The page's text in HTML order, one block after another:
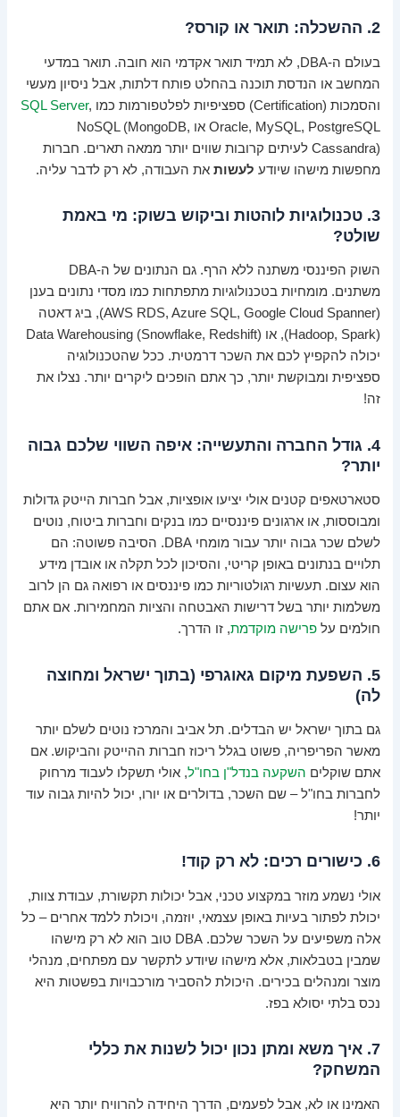
2. ההשכלה: תואר או קורס?
בעולם ה-DBA, לא תמיד תואר אקדמי הוא חובה. תואר במדעי
המחשב או הנדסת תוכנה בהחלט פותח דלתות, אבל ניסיון מעשי
והסמכות (Certification) ספציפיות לפלטפורמות כמו
SQL Server,
Oracle, MySQL, PostgreSQL או NoSQL (MongoDB,
Cassandra) לעיתים קרובות שווים יותר ממאה תארים. חברות
מחפשות מישהו שיודע לעשות את העבודה, לא רק לדבר עליה.
3. טכנולוגיות לוהטות וביקוש בשוק: מי באמת
שולט?
השוק הפיננסי משתנה ללא הרף. גם הנתונים של ה-DBA
משתנים. מומחיות בטכנולוגיות מתפתחות כמו מסדי נתונים בענן
(AWS RDS, Azure SQL, Google Cloud Spanner), ביג דאטה
(Hadoop, Spark), או Data Warehousing (Snowflake, Redshift)
יכולה להקפיץ לכם את השכר דרמטית. ככל שהטכנולוגיה
ספציפית ומבוקשת יותר, כך אתם הופכים ליקרים יותר. נצלו את
זה!
4. גודל החברה והתעשייה: איפה השווי שלכם גבוה
יותר?
סטארטאפים קטנים אולי יציעו אופציות, אבל חברות הייטק גדולות
ומבוססות, או ארגונים פיננסיים כמו בנקים וחברות ביטוח, נוטים
לשלם שכר גבוה יותר עבור מומחי DBA. הסיבה פשוטה: הם
תלויים בנתונים באופן קריטי, והסיכון לכל תקלה או אובדן מידע
הוא עצום. תעשיות רגולטוריות כמו פיננסים או רפואה גם הן לרוב
משלמות יותר בשל דרישות האבטחה והציות המחמירות. אם אתם
חולמים עלפרישה מוקדמת, זו הדרך.
5. השפעת מיקום גאוגרפי (בתוך ישראל ומחוצה
לה)
גם בתוך ישראל יש הבדלים. תל אביב והמרכז נוטים לשלם יותר
מאשר הפריפריה, פשוט בגלל ריכוז חברות ההייטק והביקוש. אם
אתם שוקלים השקעה בנדל"ן בחו"ל, אולי תשקלו לעבוד מרחוק
לחברות בחו"ל – שם השכר, בדולרים או יורו, יכול להיות גבוה עוד
יותר!
6. כישורים רכים: לא רק קוד!
אולי נשמע מוזר במקצוע טכני, אבל יכולות תקשורת, עבודת צוות,
יכולת לפתור בעיות באופן עצמאי, יוזמה, ויכולת ללמד אחרים – כל
אלה משפיעים על השכר שלכם. DBA טוב הוא לא רק מישהו
שמבין בטבלאות, אלא מישהו שיודע לתקשר עם מפתחים, מנהלי
מוצר ומנהלים בכירים. היכולת להסביר מורכבויות בפשטות היא
נכס בלתי יסולא בפז.
7. איך משא ומתן נכון יכול לשנות את כללי
המשחק?
האמינו או לא, אבל לפעמים, הדרך היחידה להרוויח יותר היא